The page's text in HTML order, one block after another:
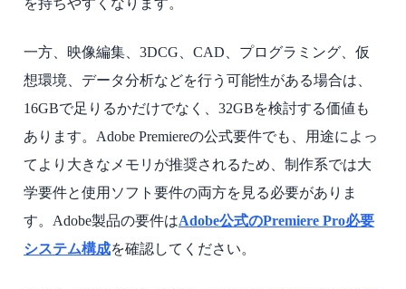
一方、映像編集、3DCG、CAD、プログラミング、仮
想環境、データ分析などを行う可能性がある場合は、
16GBで足りるかだけでなく、32GBを検討する価値も
あります。Adobe Premiereの公式要件でも、用途によっ
てより大きなメモリが推奨されるため、制作系では大
学要件と使用ソフト要件の両方を見る必要がありま
す。Adobe製品の要件はAdobe公式のPremiere Pro必要
システム構成を確認してください。